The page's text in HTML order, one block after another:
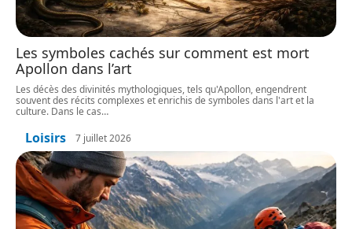
Les symboles cachés sur comment est mort
Apollon dans l’art
Les décès des divinités mythologiques, tels qu'Apollon, engendrent
souvent des récits complexes et enrichis de symboles dans l'art et la
culture. Dans le cas…
Loisirs 7 juillet 2026